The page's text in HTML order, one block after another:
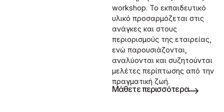
workshop. Το εκπαιδευτικό
υλικό προσαρμόζεται στις
ανάγκες και στους
περιορισμούς της εταιρείας,
ενώ παρουσιάζονται,
αναλύονται και συζητούνται
μελέτες περίπτωσης από την
πραγματική ζωή.
Μάθετε περισσότερα